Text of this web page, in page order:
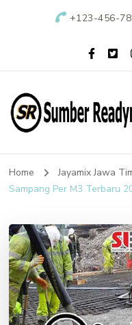
+123-456-
Sumber
Home Jayamix Jawa
Sampang Per M3 Terbaru